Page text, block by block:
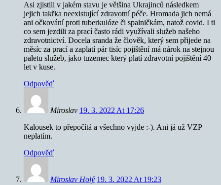
Asi zjistili v jakém stavu je většina Ukrajinců následkem
jejich takřka neexistující zdravotní péče. Hromada jich nemá
ani očkování proti tuberkulóze či spalničkám, natož covid. I ti
co sem jezdili za prací často rádi využívali služeb našeho
zdravotnictví. Docela sranda že člověk, který sem přijede na
měsíc za prací a zaplatí pár tisíc pojištění má nárok na stejnou
paletu služeb, jako tuzemec který platí zdravotní pojištění 40
let v kuse.
Odpověď
Miroslav 19. 3. 2022 At 17:26
Kalousek to přepočítá a všechno vyjde :-). Ani já už VZP
neplatím.
Odpověď
Miroslav Holý 19. 3. 2022 At 19:23